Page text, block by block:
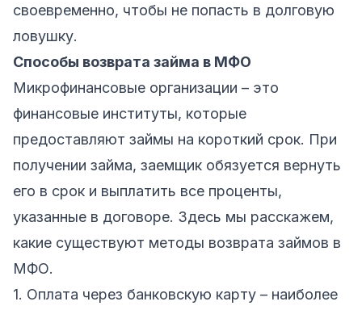
своевременно, чтобы не попасть в долговую
ловушку.
Способы возврата займа в МФО
Микрофинансовые организации – это
финансовые институты, которые
предоставляют займы на короткий срок. При
получении займа, заемщик обязуется вернуть
его в срок и выплатить все проценты,
указанные в договоре. Здесь мы расскажем,
какие существуют методы возврата займов в
МФО.
1. Оплата через банковскую карту – наиболее